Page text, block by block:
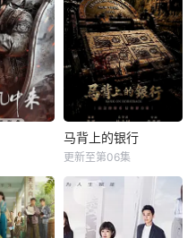
马背上的银行
更新至第06集